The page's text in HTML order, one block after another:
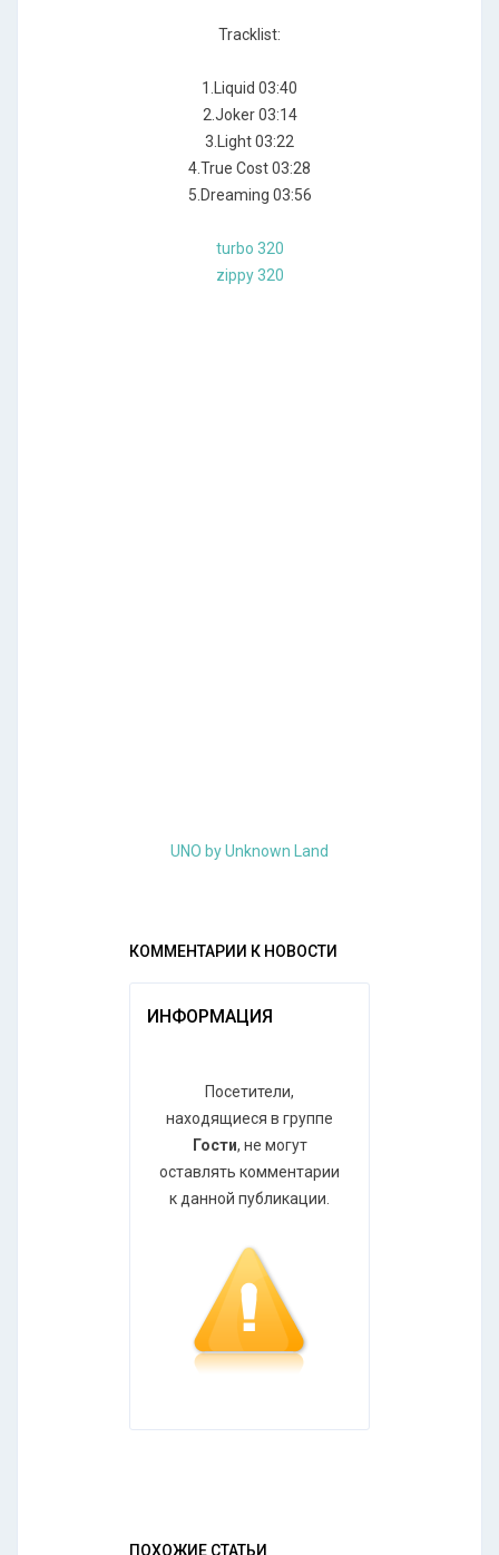
Tracklist:
1.Liquid 03:40
2.Joker 03:14
3.Light 03:22
4.True Cost 03:28
5.Dreaming 03:56
turbo 320
zippy 320
UNO by Unknown Land
КОММЕНТАРИИ К НОВОСТИ
ИНФОРМАЦИЯ
Посетители,
находящиеся в группе
Гости, не могут
оставлять комментарии
к данной публикации.
ПОХОЖИЕ СТАТЬИ